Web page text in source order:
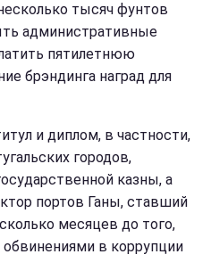
тысяч фунтов
административные
пятилетнюю
брэндинга наград для
и диплом, в частности,
городов,
казны, а
портов Ганы, ставший
месяцев до того,
в коррупции